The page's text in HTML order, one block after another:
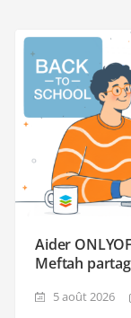
Aider
Meftah
5 août 2026